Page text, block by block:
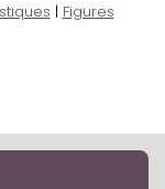
| Figures